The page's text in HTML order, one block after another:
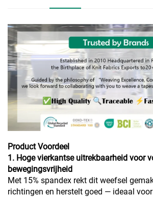
Product Voordeel
1. Hoge vierkantse uitrekbaarheid voor
bewegingsvrijheid
Met 15% spandex rekt dit weefsel
richtingen en herstelt goed — ideaal